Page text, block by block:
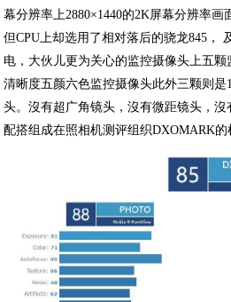
幕分辨率上2880×1440的2K屏幕分辨率
但CPU上却选用了相对落后的骁龙845，
电，大伙儿更为关心的监控摄像头上五
清晰度五颜六色监控摄像头此外三颗则是
头。沒有超广角镜头，沒有微距镜头，
配搭组成在照相机测评组织DXOMARK的